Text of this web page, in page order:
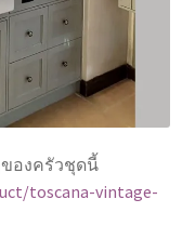
ของครัวชุดนี้
toscana-vintage-